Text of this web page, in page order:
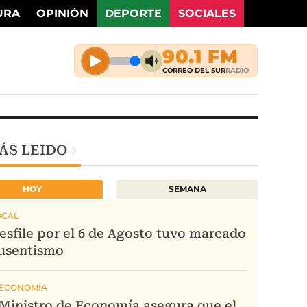
OPINIÓN DEPORTE SOCIALES
LEIDO
HOY SEMANA